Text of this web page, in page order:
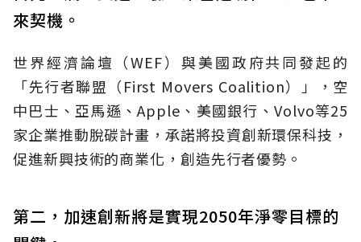
來契機。
世界經濟論壇（WEF）與美國政府共同發起的
「先行者聯盟（First Movers Coalition）」，空
中巴士、亞馬遜、Apple、美國銀行、Volvo等25
家企業推動脫碳計畫，承諾將投資創新環保科技，
促進新興技術的商業化，創造先行者優勢。
第二，加速創新將是實現2050年淨零目標的